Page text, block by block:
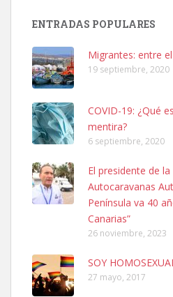
Leales.org » Gran Canaria
SHIBA PERDIDO AVDA JOSE
PERRO MACHO RAZA SHIBA CON
06/07/2025 ZONA MESA Y LOPEZ.
Leales.org » Gran Canaria
6.7.2025
ENTRADAS POPULARES
Migrantes: entre
19 septiembre, 2020
COVID-19: ¿Qué
mentira?
6 septiembre, 2020
El presidente de
Autocaravanas
Península va 40
Canarias”
26 noviembre, 2023
SOY
27 mayo, 2017